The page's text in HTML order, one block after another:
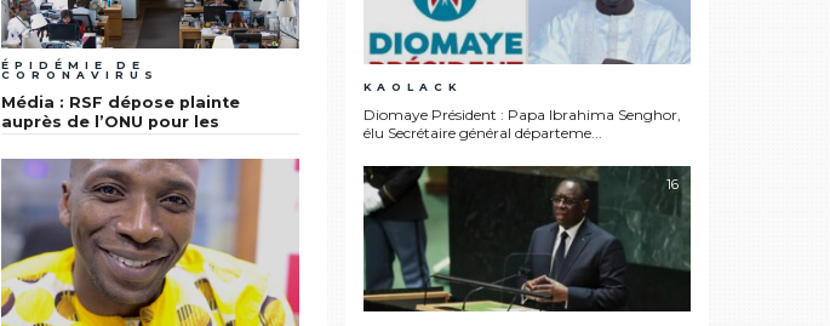
ÉPIDÉMIE DE
CORONAVIRUS
Média : RSF dépose plainte
auprès de l’ONU pour les
presse pendant l’épidémie de
Coronavirus
KAOLACK
Diomaye Président : Papa Ibrahima Senghor,
élu Secrétaire général départeme...
16